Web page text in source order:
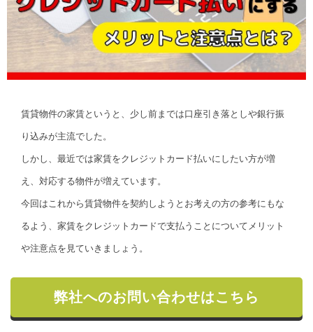
賃貸物件の家賃というと、少し前までは口座引き落としや銀行振
り込みが主流でした。
しかし、最近では家賃をクレジットカード払いにしたい方が増
え、対応する物件が増えています。
今回はこれから賃貸物件を契約しようとお考えの方の参考にもな
るよう、家賃をクレジットカードで支払うことについてメリット
や注意点を見ていきましょう。
弊社へのお問い合わせはこちら